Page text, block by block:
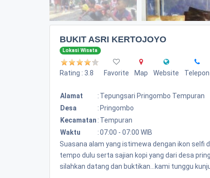
BUKIT ASRI KERTOJOYO
Lokasi Wisata
Rating : 3.8 Favorite Map Website Telepon
Alamat : Tepungsari Pringombo Tempuran
Desa
: Pringombo
Kecamatan : Tempuran
Waktu
:07:00 - 07:00 WIB
Suasana alam yang istimewa dengan ikon selfi
tempo dulu serta sajian kopi yang dari desa
silahkan datang dan buktikan...kami tunggu